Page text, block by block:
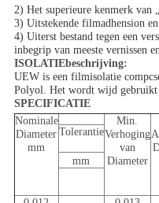
2) Het superieure kenmerk van
3) Uitstekende filmadhension
4) Uiterst bestand tegen een
inbegrip van meeste vernissen
ISOLATIEbeschrijving:
UEW is een filmisolatie
Polyol. Het wordt wijd
SPECIFICATIE
Nominale
Diameter
mm
Min.
Verhoging
van
Diameter
Tolerantie
mm